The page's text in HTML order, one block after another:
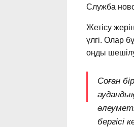
Служба
Жетісу
үлгі. Олар
оңды
Соған
бергісі